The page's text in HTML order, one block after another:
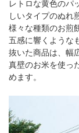
レトロな黄色のパ
しいタイプのぬれ
様々な種類のお煎
五感に響くような
抜いた商品は、幅
真壁のお米を使っ
めます。